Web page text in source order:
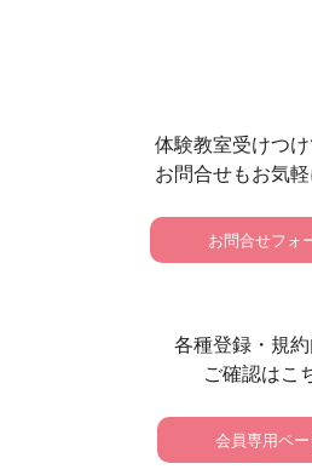
体験教室受けつ
お問合せもお気
お問合せフォ
各種登録・規
ご確認はこ
会員専用ペー